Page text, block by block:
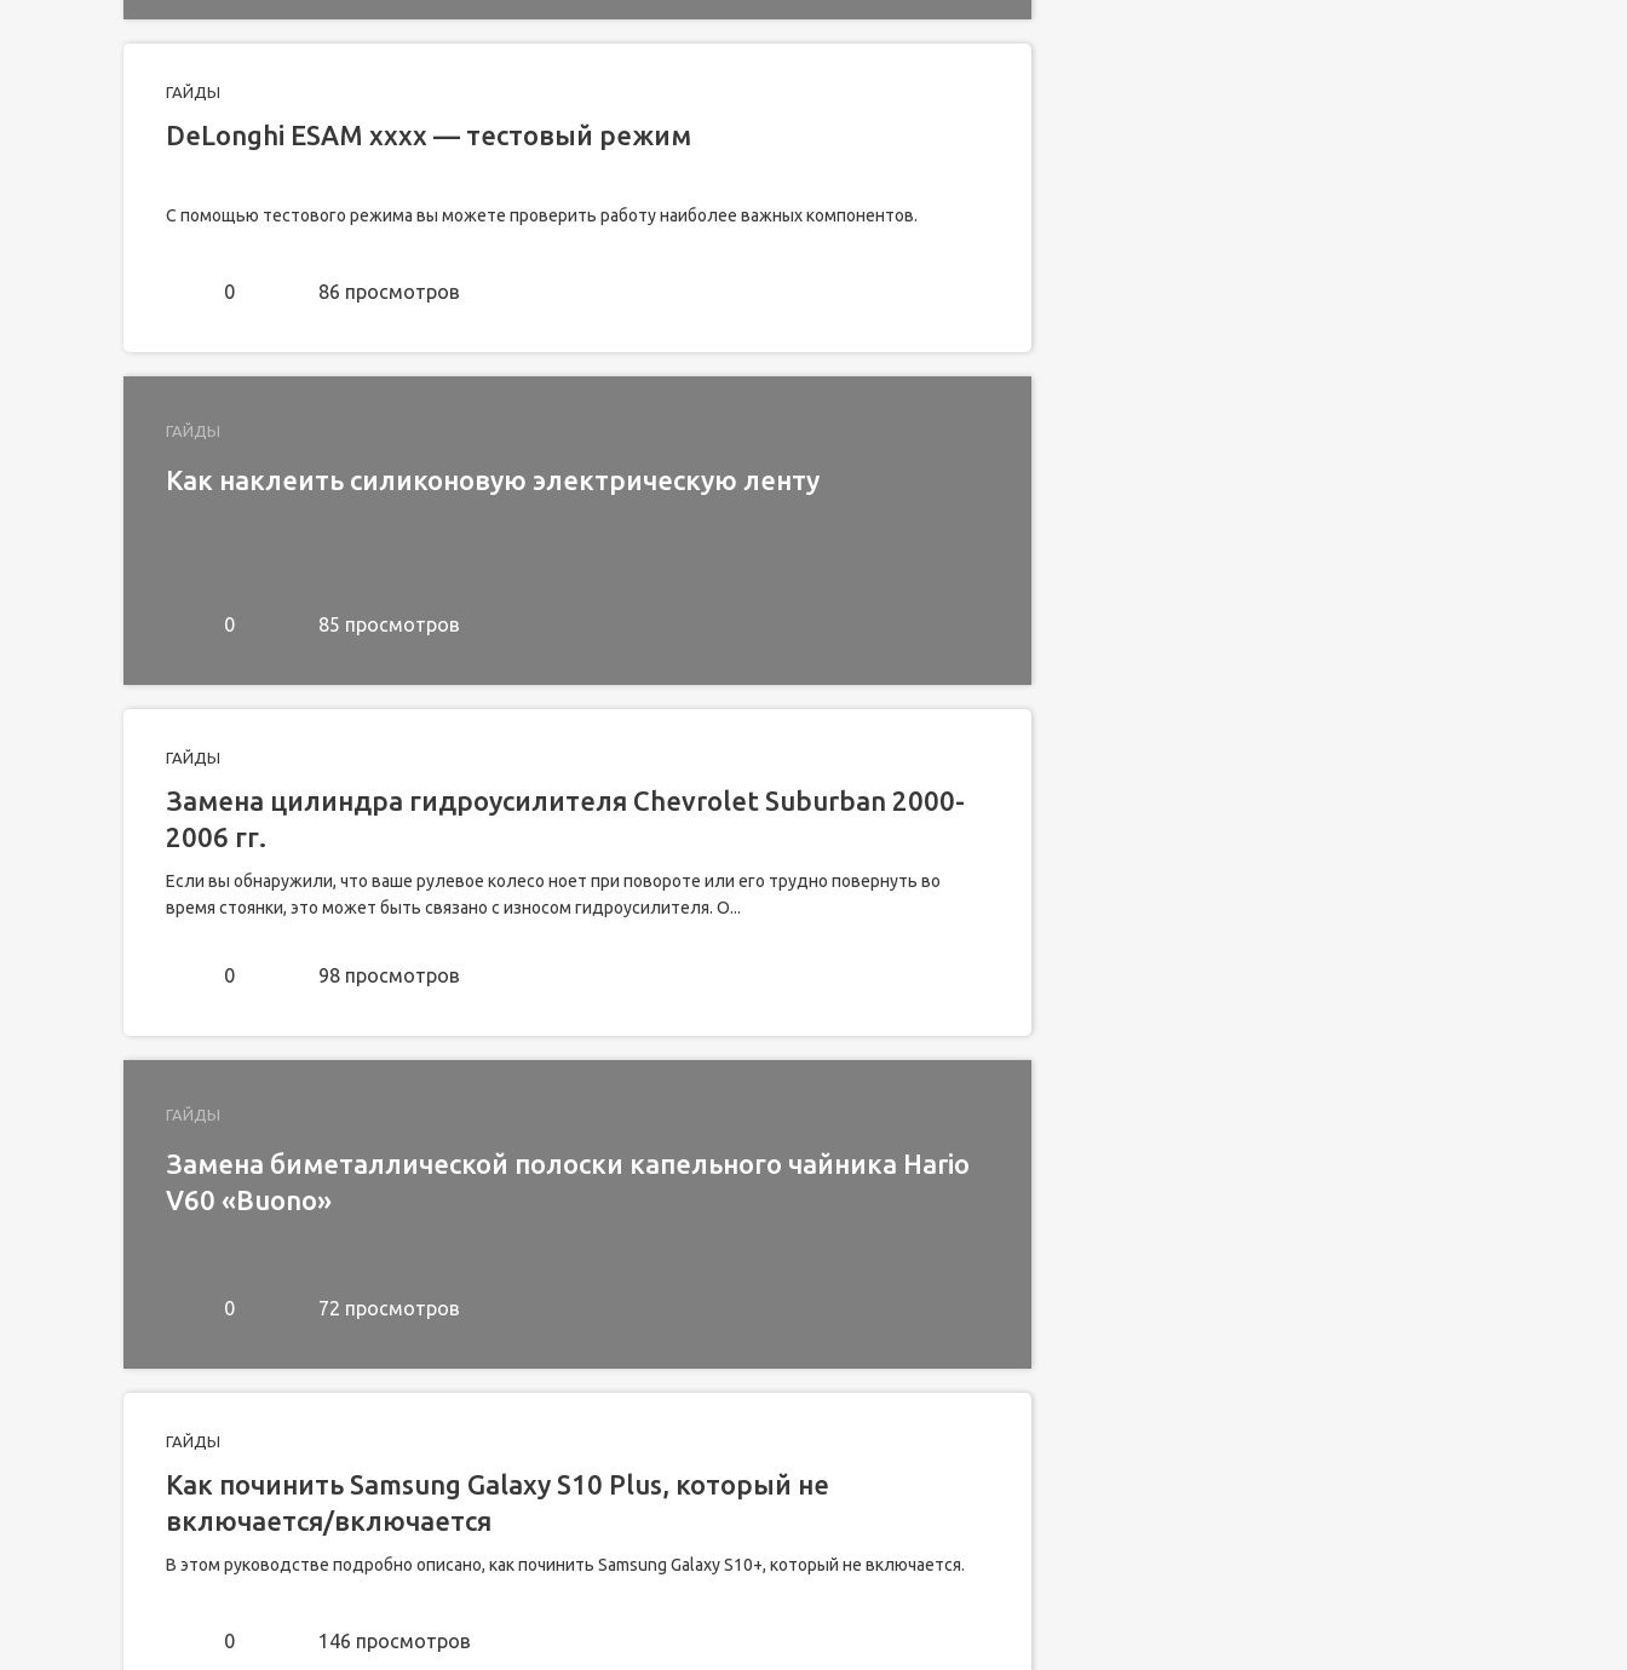
ГАЙДЫ
DeLonghi ESAM xxxx — тестовый режим
С помощью тестового режима вы можете проверить работу наиболее важных компонентов.
0 86 просмотров
ГАЙДЫ
Как наклеить силиконовую электрическую ленту
0 85 просмотров
ГАЙДЫ
Замена цилиндра гидроусилителя Chevrolet Suburban 2000-
2006 гг.
Если вы обнаружили, что ваше рулевое колесо ноет при повороте или его трудно повернуть во
время стоянки, это может быть связано с износом гидроусилителя. О...
0 98 просмотров
ГАЙДЫ
Замена биметаллической полоски капельного чайника Hario
V60 «Buono»
0 72 просмотров
ГАЙДЫ
Как починить Samsung Galaxy S10 Plus, который не
включается/включается
В этом руководстве подробно описано, как починить Samsung Galaxy S10+, который не включается.
0 146 просмотров